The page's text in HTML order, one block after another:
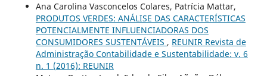
Ana Carolina Vasconcelos Colares, Patrícia Mattar,
PRODUTOS VERDES: ANÁLISE DAS CARACTERÍSTICAS
POTENCIALMENTE INFLUENCIADORAS DOS
CONSUMIDORES SUSTENTÁVEIS , REUNIR Revista de
Administração Contabilidade e Sustentabilidade: v. 6
n. 1 (2016): REUNIR